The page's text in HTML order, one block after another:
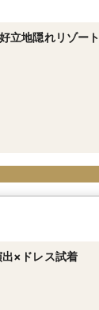
立地隠れリゾート
×ドレス試着